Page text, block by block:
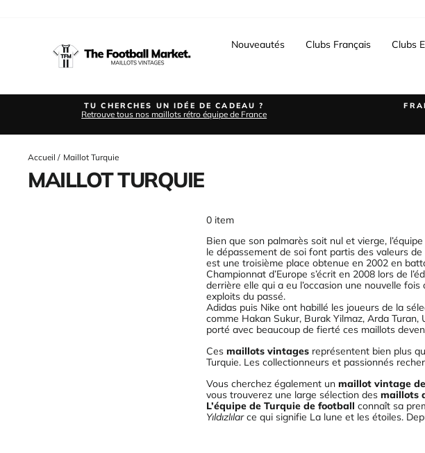
Nouveautés Clubs Français Clubs
TU CHERCHES UN IDÉE DE CADEAU ?
Retrouve tous nos maillots rétro équipe de France
Accueil / Maillot Turquie
MAILLOT TURQUIE
0 item
Bien que son palmarès soit nul et vierge,
le dépassement de soi font partis des valeurs
est une troisième place obtenue en 2002 en
Championnat d’Europe s’écrit en 2008 lors de
derrière elle qui a eu l’occasion une nouvelle
exploits du passé.
Adidas puis Nike ont habillé les joueurs de la
comme Hakan Sukur, Burak Yilmaz, Arda
porté avec beaucoup de fierté ces maillots
Cesmaillots vintages représentent bien plus
Turquie. Les collectionneurs et passionnés
Vous cherchez également unmaillot vintage
vous trouverez une large sélection desmaillots
L’équipe de Turquie de football connaît sa
Yıldızlılarce qui signifie La lune et les étoiles.